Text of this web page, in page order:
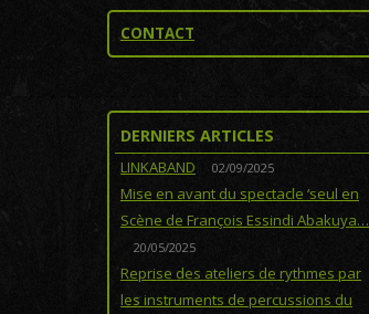
CONTACT
DERNIERS ARTICLES
LINKABAND 02/09/2025
Mise en avant du spectacle ‘seul en
Scène de François Essindi Abakuya…
20/05/2025
Reprise des ateliers de rythmes par
les instruments de percussions du